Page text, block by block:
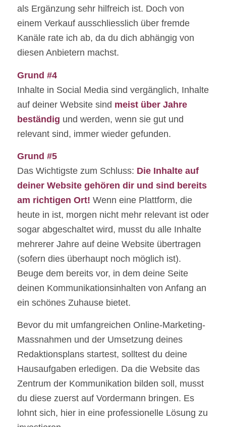
als Ergänzung sehr hilfreich ist. Doch von
einem Verkauf ausschliesslich über fremde
Kanäle rate ich ab, da du dich abhängig von
diesen Anbietern machst.
Grund #4
Inhalte in Social Media sind vergänglich, Inhalte
auf deiner Website sind meist über Jahre
beständig und werden, wenn sie gut und
relevant sind, immer wieder gefunden.
Grund #5
Das Wichtigste zum Schluss: Die Inhalte auf
deiner Website gehören dir und sind bereits
am richtigen Ort! Wenn eine Plattform, die
heute in ist, morgen nicht mehr relevant ist oder
sogar abgeschaltet wird, musst du alle Inhalte
mehrerer Jahre auf deine Website übertragen
(sofern dies überhaupt noch möglich ist).
Beuge dem bereits vor, in dem deine Seite
deinen Kommunikationsinhalten von Anfang an
ein schönes Zuhause bietet.
Bevor du mit umfangreichen Online-Marketing-
Massnahmen und der Umsetzung deines
Redaktionsplans startest, solltest du deine
Hausaufgaben erledigen. Da die Website das
Zentrum der Kommunikation bilden soll, musst
du diese zuerst auf Vordermann bringen. Es
lohnt sich, hier in eine professionelle Lösung zu